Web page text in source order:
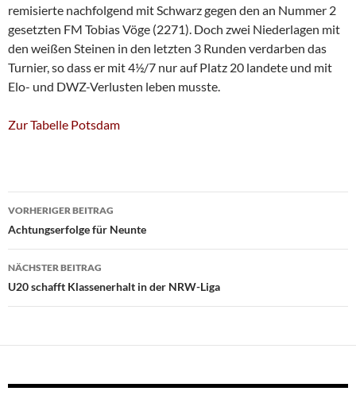
remisierte nachfolgend mit Schwarz gegen den an Nummer 2
gesetzten FM Tobias Vöge (2271). Doch zwei Niederlagen mit
den weißen Steinen in den letzten 3 Runden verdarben das
Turnier, so dass er mit 4½/7 nur auf Platz 20 landete und mit
Elo- und DWZ-Verlusten leben musste.
Zur Tabelle Potsdam
Beitragsnavigation
VORHERIGER BEITRAG
Achtungserfolge für Neunte
NÄCHSTER BEITRAG
U20 schafft Klassenerhalt in der NRW-Liga